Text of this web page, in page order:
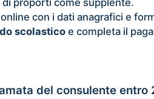
con i dati anagrafici e
scolasticoe completa il
del consulente entro